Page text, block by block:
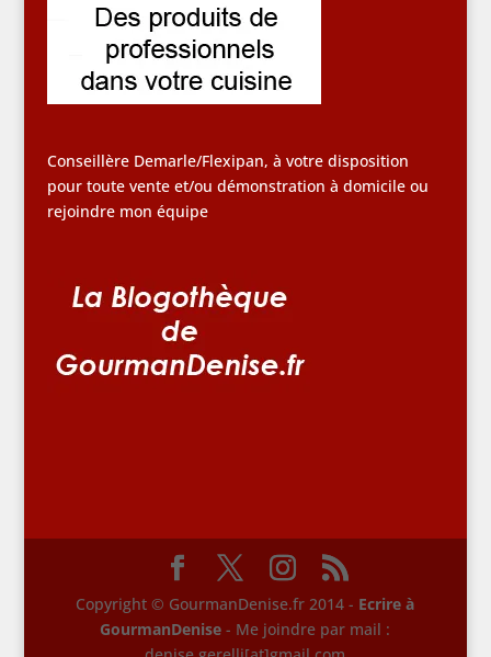
Conseillère Demarle/Flexipan, à votre disposition
pour toute vente et/ou démonstration à domicile ou
rejoindre mon équipe
Copyright © GourmanDenise.fr 2014 - Ecrire à
GourmanDenise- Me joindre par mail :